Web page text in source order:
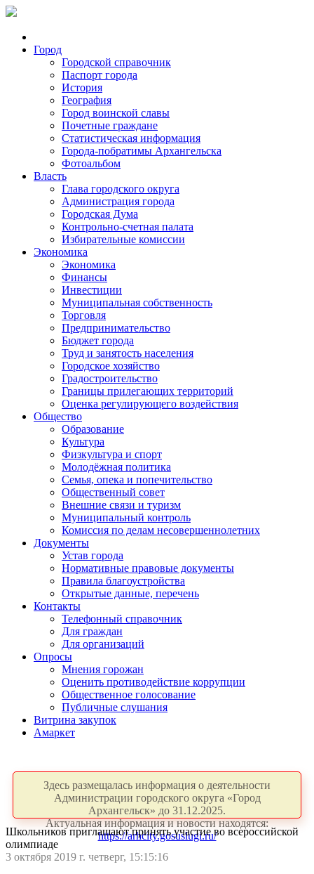
Город
Городской справочник
Паспорт города
История
География
Город воинской славы
Почетные граждане
Статистическая информация
Города-побратимы Архангельска
Фотоальбом
Власть
Глава городского округа
Администрация города
Городская Дума
Контрольно-счетная палата
Избирательные комиссии
Экономика
Экономика
Финансы
Инвестиции
Муниципальная собственность
Торговля
Предпринимательство
Бюджет города
Труд и занятость населения
Городское хозяйство
Градостроительство
Границы прилегающих территорий
Оценка регулирующего воздействия
Общество
Образование
Культура
Физкультура и спорт
Молодёжная политика
Семья, опека и попечительство
Общественный совет
Внешние связи и туризм
Муниципальный контроль
Комиссия по делам несовершеннолетних
Документы
Устав города
Нормативные правовые документы
Правила благоустройства
Открытые данные, перечень
Контакты
Телефонный справочник
Для граждан
Для организаций
Опросы
Мнения горожан
Оценить противодействие коррупции
Общественное голосование
Публичные слушания
Витрина закупок
Амаркет
Здесь размещалась информация о деятельности
Администрации городского округа «Город
Архангельск» до 31.12.2025.
Актуальная информация и новости находятся:
https://arhcity.gosuslugi.ru/
Школьников приглашают принять участие во всероссийской
олимпиаде
3 октября 2019 г. четверг, 15:15:16